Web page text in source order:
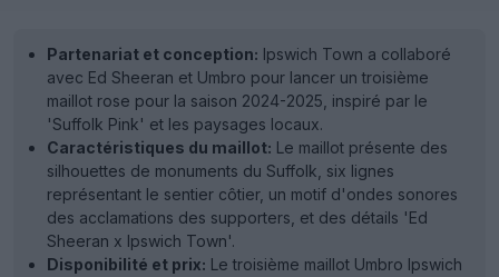
Partenariat et conception: Ipswich Town a collaboré
avec Ed Sheeran et Umbro pour lancer un troisième
maillot rose pour la saison 2024-2025, inspiré par le
'Suffolk Pink' et les paysages locaux.
Caractéristiques du maillot: Le maillot présente des
silhouettes de monuments du Suffolk, six lignes
représentant le sentier côtier, un motif d'ondes sonores
des acclamations des supporters, et des détails 'Ed
Sheeran x Ipswich Town'.
Disponibilité et prix: Le troisième maillot Umbro Ipswich